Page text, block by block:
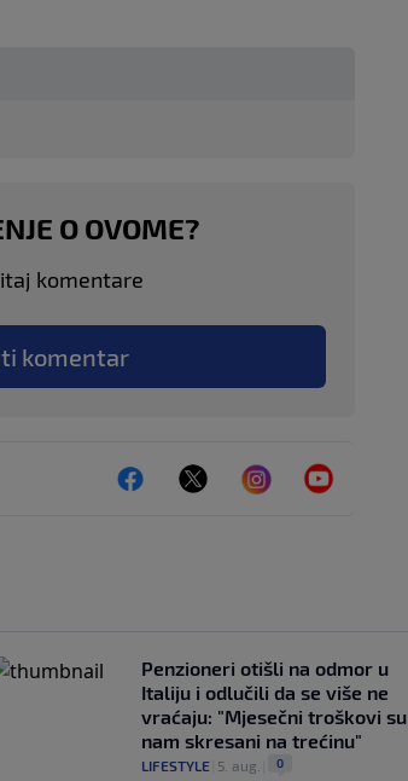
O OVOME?
komentare
komentar
Penzioneri otišli na odmor u
Italiju i odlučili da se više ne
vraćaju: "Mjesečni troškovi su
nam skresani na trećinu"
LIFESTYLE| 5. aug. 0